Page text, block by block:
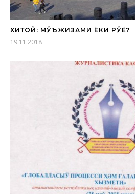
ХИТОЙ: МЎЪЖИЗАМИ ЁКИ РЎЁ?
19.11.2018